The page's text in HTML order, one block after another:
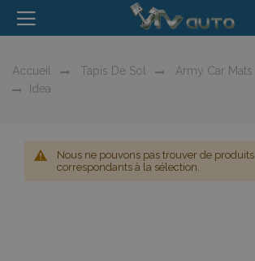
Accueil Tapis De Sol Army Car Mats
Idea
Nous ne pouvons pas trouver de produits
correspondants à la sélection.